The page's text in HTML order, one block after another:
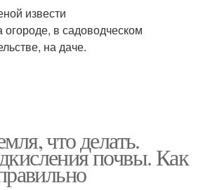
извести
в садоводческом
на даче.
что делать.
почвы. Как